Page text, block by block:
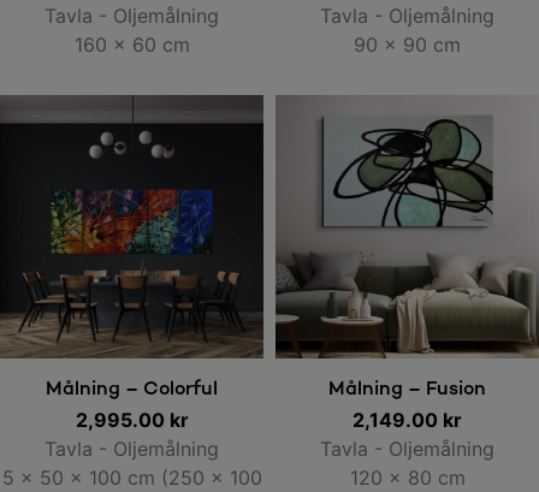
Tavla - Oljemålning
160 x 60 cm
Tavla - Oljemålning
90 x 90 cm
Lägg till i varukorg
Målning – Colorful
Explotion
2,995.00 kr
Tavla - Oljemålning
5 x 50 x 100 cm (250 x 100
Lägg till i varukorg
Målning – Fusion
2,149.00 kr
Tavla - Oljemålning
120 x 80 cm